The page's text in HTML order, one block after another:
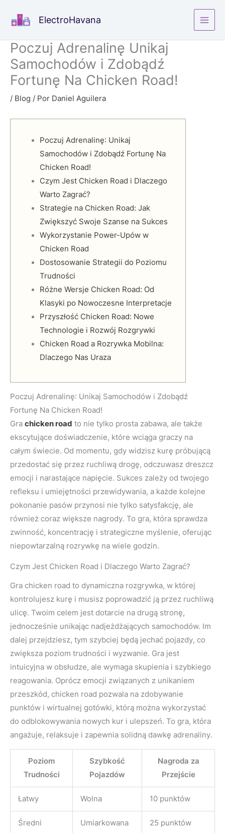
ElectroHavana
Poczuj Adrenalinę Unikaj
Samochodów i Zdobądź
Fortunę Na Chicken Road!
/ Blog / Por Daniel Aguilera
Poczuj Adrenalinę: Unikaj
Samochodów i Zdobądź Fortunę Na
Chicken Road!
Czym Jest Chicken Road i Dlaczego
Warto Zagrać?
Strategie na Chicken Road: Jak
Zwiększyć Swoje Szanse na Sukces
Wykorzystanie Power-Upów w
Chicken Road
Dostosowanie Strategii do Poziomu
Trudności
Różne Wersje Chicken Road: Od
Klasyki po Nowoczesne Interpretacje
Przyszłość Chicken Road: Nowe
Technologie i Rozwój Rozgrywki
Chicken Road a Rozrywka Mobilna:
Dlaczego Nas Uraza
Poczuj Adrenalinę: Unikaj Samochodów i Zdobądź
Fortunę Na Chicken Road!
Gra chicken road to nie tylko prosta zabawa, ale także
ekscytujące doświadczenie, które wciąga graczy na
całym świecie. Od momentu, gdy widzisz kurę próbującą
przedostać się przez ruchliwą drogę, odczuwasz dreszcz
emocji i narastające napięcie. Sukces zależy od twojego
refleksu i umiejętności przewidywania, a każde kolejne
pokonanie pasów przynosi nie tylko satysfakcję, ale
również coraz większe nagrody. To gra, która sprawdza
zwinność, koncentrację i strategiczne myślenie, oferując
niepowtarzalną rozrywkę na wiele godzin.
Czym Jest Chicken Road i Dlaczego Warto Zagrać?
Gra chicken road to dynamiczna rozgrywka, w której
kontrolujesz kurę i musisz poprowadzić ją przez ruchliwą
ulicę. Twoim celem jest dotarcie na drugą stronę,
jednocześnie unikając nadjeżdżających samochodów. Im
dalej przejdziesz, tym szybciej będą jechać pojazdy, co
zwiększa poziom trudności i wyzwanie. Gra jest
intuicyjna w obsłudze, ale wymaga skupienia i szybkiego
reagowania. Oprócz emocji związanych z unikaniem
przeszkód, chicken road pozwala na zdobywanie
punktów i wirtualnej gotówki, którą można wykorzystać
do odblokowywania nowych kur i ulepszeń. To gra, która
angażuje, relaksuje i zapewnia solidną dawkę adrenaliny.
Poziom
Trudności
Szybkość
Pojazdów
Nagroda za
Przejście
Łatwy Wolna 10 punktów
Średni Umiarkowana 25 punktów